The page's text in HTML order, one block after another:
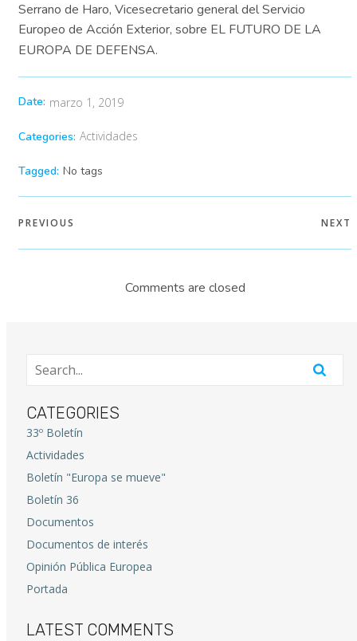
Serrano de Haro, Vicesecretario general del Servicio
Europeo de Acción Exterior, sobre EL FUTURO DE LA
EUROPA DE DEFENSA.
Date: marzo 1, 2019
Categories: Actividades
Tagged: No tags
PREVIOUS NEXT
Comments are closed
CATEGORIES
33º Boletín
Actividades
Boletín "Europa se mueve"
Boletín 36
Documentos
Documentos de interés
Opinión Pública Europea
Portada
LATEST COMMENTS